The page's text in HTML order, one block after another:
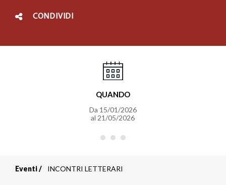
CONDIVIDI
QUANDO
Da 15/01/2026
al 21/05/2026
Eventi INCONTRI LETTERARI